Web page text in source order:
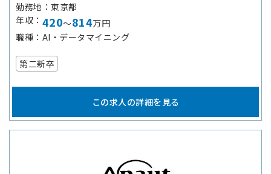
勤務地
東京都
年収
420～814万円
職種
AI・データマイニング
第二新卒
この求人の詳細を見る